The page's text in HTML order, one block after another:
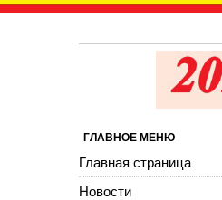
ГЛАВНОЕ МЕНЮ
Главная страница
Новости